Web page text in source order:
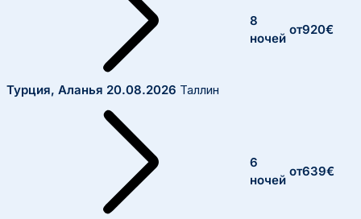
Турция, Аланья 20.08.2026 Таллин
8
ночей
от920€
6
ночей
от639€